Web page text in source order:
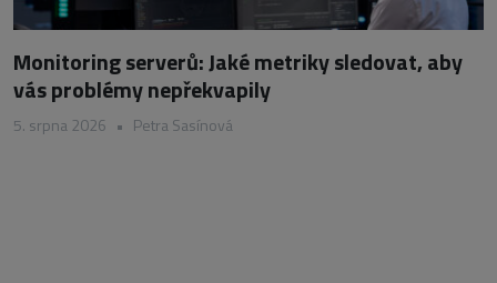
Monitoring serverů: Jaké metriky sledovat, aby
vás problémy nepřekvapily
5. srpna 2026 • Petra Sasínová